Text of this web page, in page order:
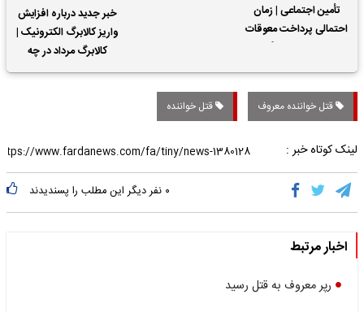
تأمین اجتماعی | زمان
احتمالی پرداخت معوقات
خبر جدید درباره افزایش
واریز کالابرگ الکترونیک |
کالابرگ مرداد در چه
تاریخی واریز خواهد شد؟
قتل خواننده معروف قتل خواننده
لینک کوتاه خبر :
۰ نفر دیگر این مطلب را پسندیدند
اخبار مرتبط
رپر معروف به قتل رسید